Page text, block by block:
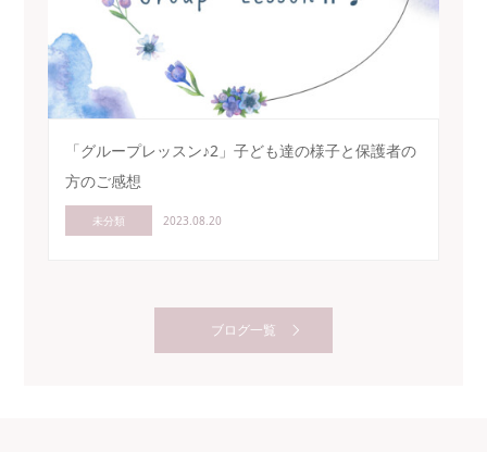
ブログ一覧
「グループレッスン♪2」子ども達の様子と保護者の
方のご感想
未分類 2023.08.20